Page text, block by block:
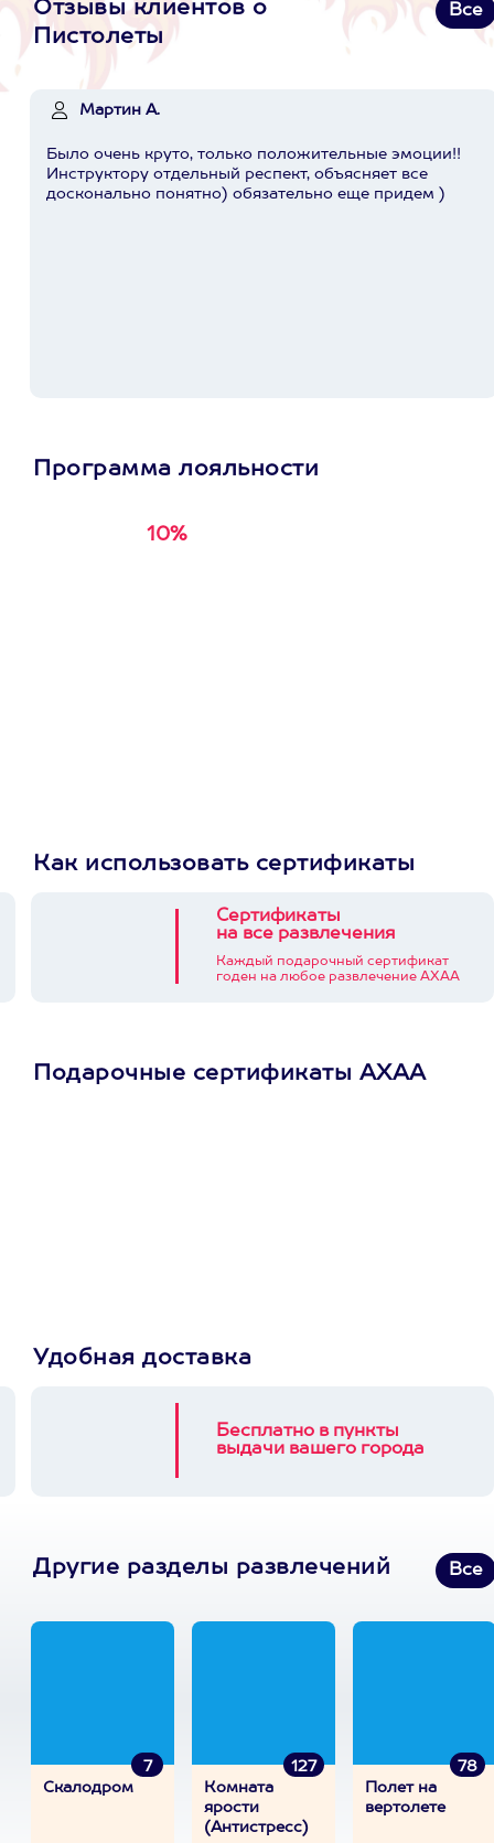
Отзывы клиентов о
Пистолеты
Все
Мартин А.
Было очень круто, только положительные эмоции!!
Инструктору отдельный респект, объясняет все
досконально понятно) обязательно еще придем )
Программа лояльности
10%
Как использовать сертификаты
Сертификаты
на все развлечения
Каждый подарочный сертификат
годен на любое развлечение АХАА
Подарочные сертификаты АХАА
Удобная доставка
Бесплатно в пункты
выдачи вашего города
Другие разделы развлечений Все
7
Скалодром
127
Комната
ярости
(Антистресс)
78
Полет на
вертолете